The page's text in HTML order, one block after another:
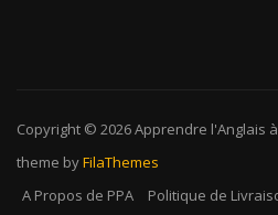
Copyright © 2026Apprendre l'Anglais
theme byFilaThemes
A Propos de PPA
Politique de